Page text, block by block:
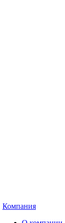
Компания